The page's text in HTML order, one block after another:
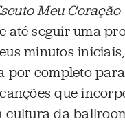
Meu Coração
até seguir uma
minutos
por completo
que
cultura da